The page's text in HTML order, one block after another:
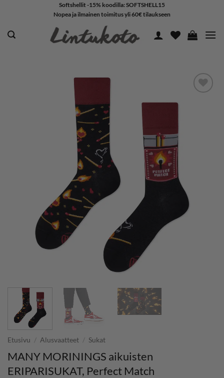
content
Softshellit -15% koodilla: SOFTSHELL15
Nopea ja ilmainen toimitus yli 60€ tilaukseen
LISÄÄ
Etusivu / Alusvaatteet / Sukat
MANY MORININGS aikuisten
ERIPARISUKAT, Perfect Match